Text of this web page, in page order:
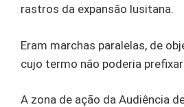
rastros da expansão lusitana.
Eram marchas paralelas, de
cujo termo não poderia
A zona de ação da Audiência